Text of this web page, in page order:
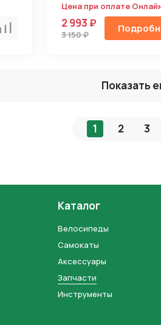
Сравнить
Цена при оплате
2 993 ₽
3 150 ₽
Показать
1 2 3
Каталог
Велосипеды
Самокаты
Аксессуары
Запчасти
Инструменты